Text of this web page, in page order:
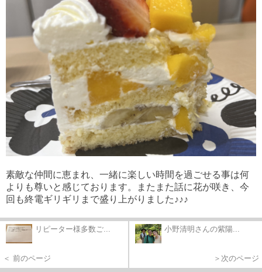
素敵な仲間に恵まれ、一緒に楽しい時間を過ごせる事は何
よりも尊いと感じております。
またまた話に花が咲き、今
回も終電ギリギリまで盛り上がりました♪♪♪
リピーター様多数ご...
＜ 前のページ
小野清明さんの紫陽...
＞次のページ